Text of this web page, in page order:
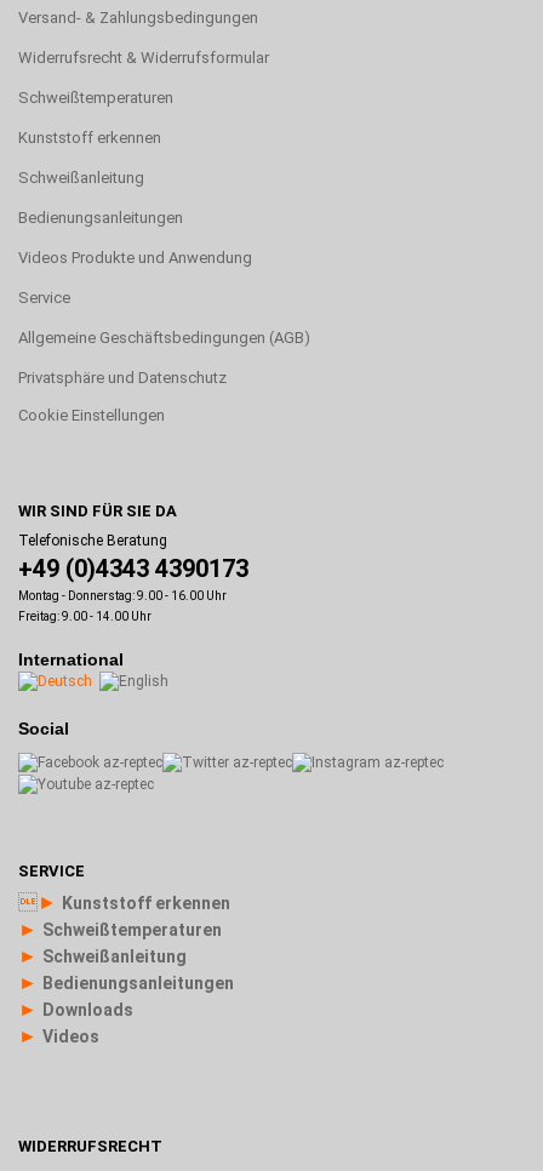
Versand- & Zahlungsbedingungen
Widerrufsrecht & Widerrufsformular
Schweißtemperaturen
Kunststoff erkennen
Schweißanleitung
Bedienungsanleitungen
Videos Produkte und Anwendung
Service
Allgemeine Geschäftsbedingungen (AGB)
Privatsphäre und Datenschutz
Cookie Einstellungen
WIR SIND FÜR SIE DA
Telefonische Beratung
+49 (0)4343 4390173
Montag - Donnerstag: 9.00 - 16.00 Uhr
Freitag: 9.00 - 14.00 Uhr
International
Social
SERVICE
► Kunststoff erkennen
► Schweißtemperaturen
► Schweißanleitung
► Bedienungsanleitungen
► Downloads
► Videos
WIDERRUFSRECHT